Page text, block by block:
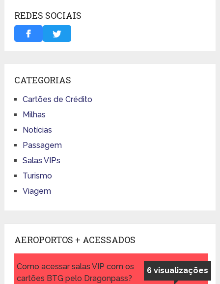
REDES SOCIAIS
CATEGORIAS
Cartões de Crédito
Milhas
Notícias
Passagem
Salas VIPs
Turismo
Viagem
AEROPORTOS + ACESSADOS
6 visualizações
Como acessar salas VIP com os
cartões BTG pelo Dragonpass?